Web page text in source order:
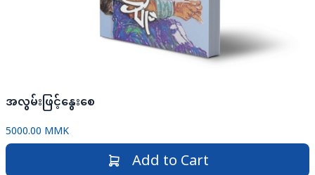
အလွမ်းဖြင့်နွေးစေ
5000.00 MMK
Add to Cart